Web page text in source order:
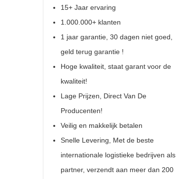
15+ Jaar ervaring
1.000.000+ klanten
1 jaar garantie, 30 dagen niet goed,
geld terug garantie !
Hoge kwaliteit, staat garant voor de
kwaliteit!
Lage Prijzen, Direct Van De
Producenten!
Veilig en makkelijk betalen
Snelle Levering, Met de beste
internationale logistieke bedrijven als
partner, verzendt aan meer dan 200